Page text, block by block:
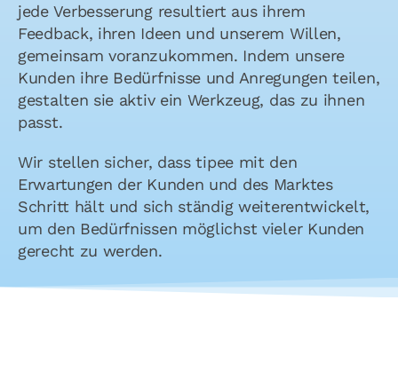
jede Verbesserung resultiert aus ihrem
Feedback, ihren Ideen und unserem Willen,
gemeinsam voranzukommen. Indem unsere
Kunden ihre Bedürfnisse und Anregungen teilen,
gestalten sie aktiv ein Werkzeug, das zu ihnen
passt.
Wir stellen sicher, dass tipee mit den
Erwartungen der Kunden und des Marktes
Schritt hält und sich ständig weiterentwickelt,
um den Bedürfnissen möglichst vieler Kunden
gerecht zu werden.